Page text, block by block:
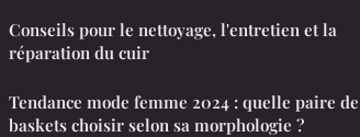
Conseils pour le nettoyage, l'entretien et la
réparation du cuir
Tendance mode femme 2024 : quelle paire de
baskets choisir selon sa morphologie ?